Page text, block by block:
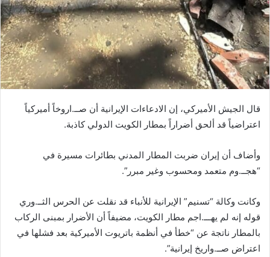
قال الجيش الأميركي، إن الادعاءات الإيرانية أن صــ.اروخاً أميركياً
اعتراضياً قد ألحق أضراراً بمطار الكويت الدولي كاذبة.
وأضاف أن إيران ضربت المطار المدني بطائرات مسيرة في
“هجــ.وم متعمد ومحسوب وغير مبرر”.
وكانت وكالة “تسنيم” الإيرانية للأنباء قد نقلت عن الحرس الثــ.وري
قوله إنه لم يهـــ.اجم مطار الكويت، مضيفاً أن الأضرار بمبنى الركاب
بالمطار ناتجة عن “خطأ في أنظمة باتريوت الأميركية بعد فشلها في
اعتراض صــ.واريخ إيرانية”.